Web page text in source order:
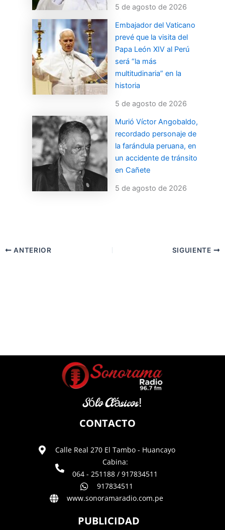
5 de agosto de 2026
Embajador del Vaticano
prevé que la visita del
Papa León XIV al Perú
será “la más
multitudinaria” en la
historia
5 de agosto de 2026
Murió Víctor Angobaldo,
recordado personaje de
la farándula peruana, en
un accidente de tránsito
en Cañete
5 de agosto de 2026
ANTERIOR SIGUIENTE
Sólo Clásicos!
CONTACTO
Calle Real 270 El Tambo - Huancayo
Cabina:
064 - 251188 / 917834511
917834511
www.sonoramaradio.com.pe
PUBLICIDAD